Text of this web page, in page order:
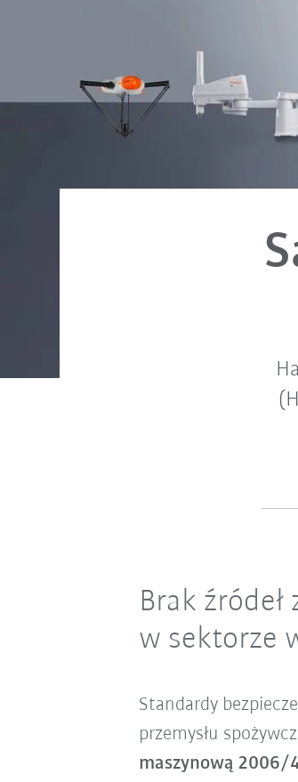
Brak
w sektorze
Standardy
przemysłu
maszynową 2006/